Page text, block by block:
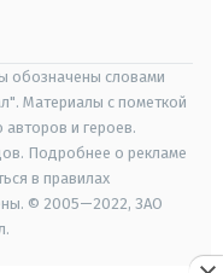
обозначены словами
Материалы с пометкой
и героев.
Подробнее о рекламе
в правилах
© 2005—2022, ЗАО